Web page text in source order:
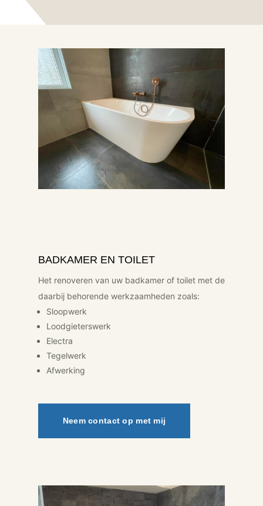
BADKAMER EN TOILET
Het renoveren van uw badkamer of toilet met de
daarbij behorende werkzaamheden zoals:
Sloopwerk
Loodgieterswerk
Electra
Tegelwerk
Afwerking
Neem contact op met mij